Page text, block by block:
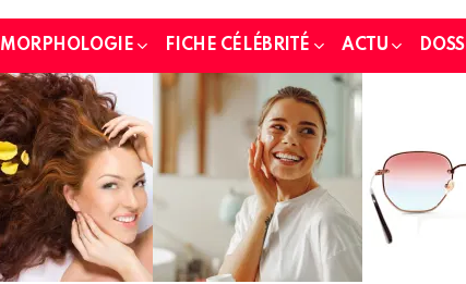
MORPHOLOGIE FICHE CÉLÉBRITÉ ACTU